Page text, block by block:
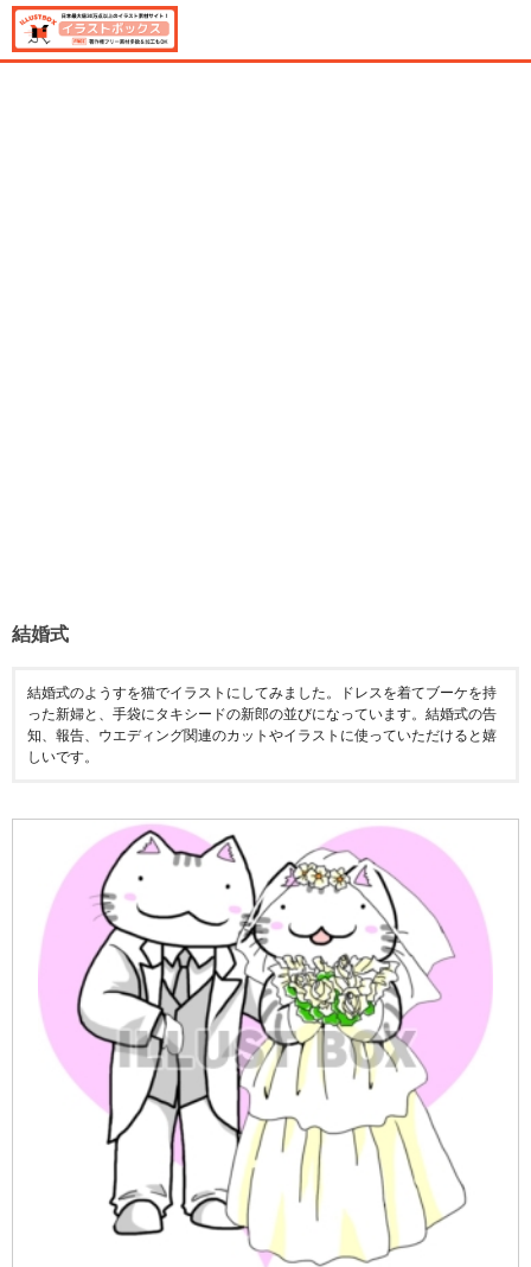
結婚式
結婚式のようすを猫でイラストにしてみました。ドレスを着てブーケを持
った新婦と、手袋にタキシードの新郎の並びになっています。結婚式の告
知、報告、ウエディング関連のカットやイラストに使っていただけると嬉
しいです。